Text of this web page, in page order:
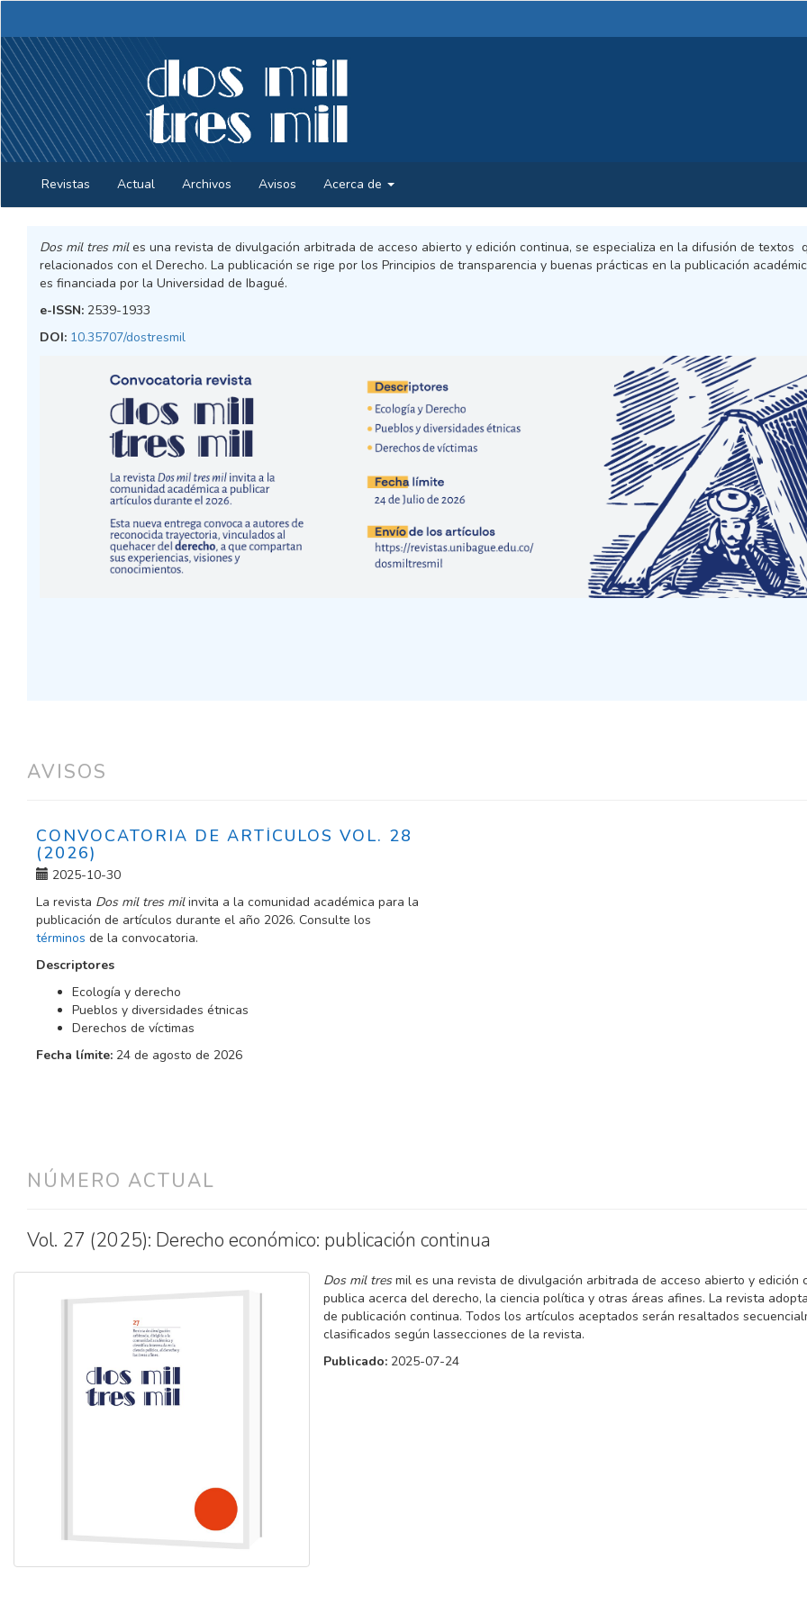
Contenido
principal
Barra
lateral
Revistas Actual Archivos Avisos Acerca de
Dos mil tres miles una revista de divulgación arbitrada de acceso abierto y edición continua, se especializa en la difusión de textos
relacionados con el Derecho. La publicación se rige por los Principios de transparencia y buenas prácticas en la publicación
es financiada por la Universidad de Ibagué.
e-ISSN: 2539-1933
DOI: 10.35707/dostresmil
AVISOS
CONVOCATORIA DE ARTÍCULOS VOL. 28
(2026)
2025-10-30
La revista Dos mil tres milinvita a la comunidad académica para la
publicación de artículos durante el año 2026. Consulte los
términos de la convocatoria.
Descriptores
Ecología y derecho
Pueblos y diversidades étnicas
Derechos de víctimas
Fecha límite: 24 de agosto de 2026
NÚMERO ACTUAL
Vol. 27 (2025): Derecho económico: publicación continua
Dos mil tresmil es una revista de divulgación arbitrada de acceso abierto y edición
publica acerca del derecho, la ciencia política y otras áreas afines. La revista
de publicación continua. Todos los artículos aceptados serán resaltados
clasificados según lassecciones de la revista.
Publicado: 2025-07-24